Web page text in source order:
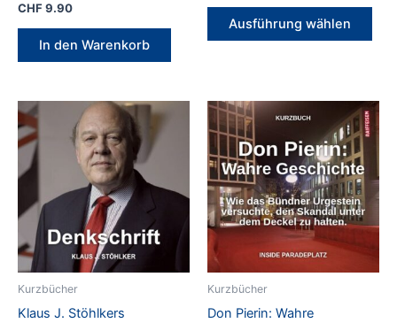
CHF9.90
In den Warenkorb
bis
CHF 19.90
Ausführung wählen
auf.
auf
der
Kurzbücher
Klaus J. Stöhlkers
Kurzbücher
Don Pierin: Wahre